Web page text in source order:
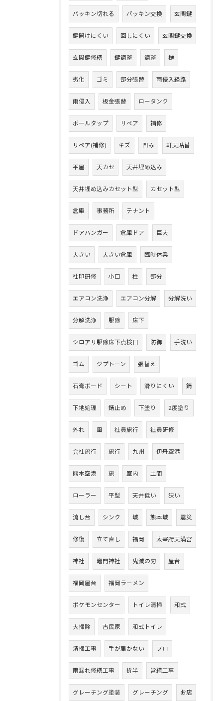
パッキン切れる パッキン交換 玄関鍵
鍵開けにくい 回しにくい 玄関鍵交換
玄関鍵修繕 鍵調整 調整 樋
劣化 ゴミ 部分張替 雨侵入経路
雨侵入 板金張替 ロータンク
ボールタップ リペア 補修
リペア(補修) キズ 凹み 軒天貼替
平屋 天カセ 天井埋め込み
天井埋め込みカセット型 カセット型
倉庫 事務所 テナント
ドアハンガー 倉庫ドア 巨大
大きい 大きい倉庫 臨時休業
社印研修 小口 柱 部分
エアコン洗浄 エアコン分解 分解洗い
分解洗浄 駆除 床下
シロアリ駆除床下点検口 防御 手洗い
ゴム ジプトーン 張替え
石膏ボード シート 滑りにくい 錆
下地処理 錆止め 下塗り 2度塗り
外れ 風 社員旅行 社員研修
会社旅行 旅行 九州 伊丹空港
熊本空港 旅 室内 土間
ローラー 平型 天井低い 狭い
流し台 シンク 城 熊本城 震災
修復 立て直し 福岡 太宰府天満宮
神社 竈門神社 鬼滅の刃 屋台
福岡屋台 福岡ラーメン
ポケモンセンター トイレ清掃 和式
大掃除 古民家 和式トイレ
清掃工事 手が届かない プロ
雨漏れ修繕工事 折半 営繕工事
グレーチング塗装 グレーチング お店